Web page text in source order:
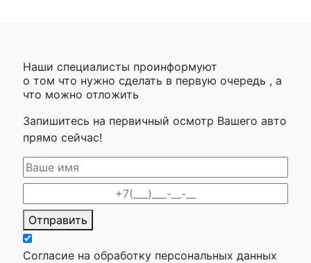
Наши специалисты проинформуют
о том что нужно сделать в первую очередь , а
что можно отложить
Запишитесь на первичный осмотр Вашего авто
прямо сейчас!
Отправить
Согласие на обработку персональных данных